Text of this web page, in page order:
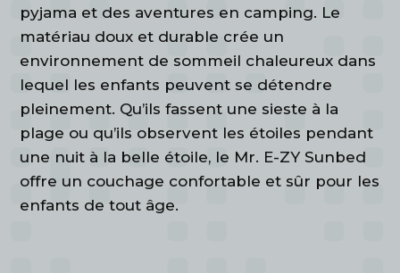
pyjama et des aventures en camping. Le
matériau doux et durable crée un
environnement de sommeil chaleureux dans
lequel les enfants peuvent se détendre
pleinement. Qu’ils fassent une sieste à la
plage ou qu’ils observent les étoiles pendant
une nuit à la belle étoile, le Mr. E-ZY Sunbed
offre un couchage confortable et sûr pour les
enfants de tout âge.